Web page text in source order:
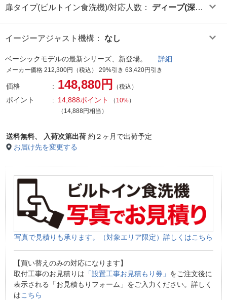
扉タイプ(ビルトイン食洗機)/対応人数 ： ディープ(深型)
イージーアジャスト機構 ： なし
ベーシックモデルの最新シリーズ、新登場。 詳細
メーカー価格 212,300円（税込） 29%引き 63,420円引き
価格 148,880円 （税込）
ポイント 14,888ポイント （ 10%）
（14,888円相当）
送料無料、 入荷次第出荷 約２ヶ月で出荷予定
お届け先を変更する
写真で見積りも承ります。（対象エリア限定）詳しくはこちら
【買い替えのみの対応になります】
取付工事のお見積りは 「設置工事お見積もり券」 をご注文後に
表示される「お見積もりフォーム」をご入力ください。詳しく
はこちら